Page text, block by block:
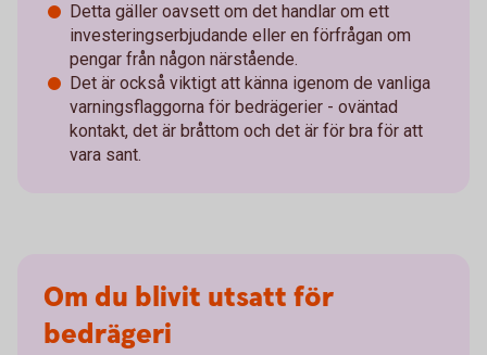
Detta gäller oavsett om det handlar om ett
investeringserbjudande eller en förfrågan om
pengar från någon närstående.
Det är också viktigt att känna igenom de vanliga
varningsflaggorna för bedrägerier - oväntad
kontakt, det är bråttom och det är för bra för att
vara sant.
Om du blivit utsatt för
bedrägeri